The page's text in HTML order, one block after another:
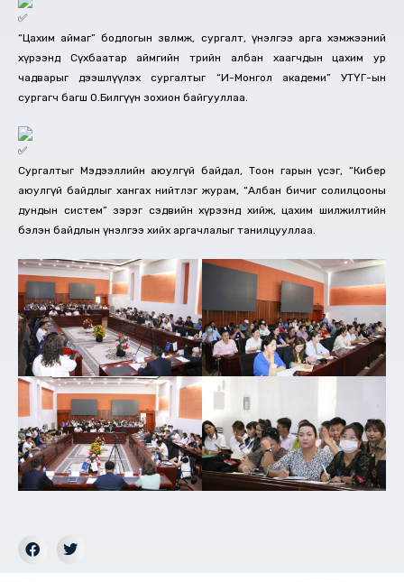
“Цахим аймаг” бодлогын зөвлөмж, сургалт, үнэлгээ арга хэмжээний
хүрээнд Сүхбаатар аймгийн төрийн албан хаагчдын цахим ур
чадварыг дээшлүүлэх сургалтыг “И-Монгол академи” УТҮГ-ын
сургагч багш О.Билгүүн зохион байгууллаа.
Сургалтыг Мэдээллийн аюулгүй байдал, Тоон гарын үсэг, “Кибер
аюулгүй байдлыг хангах нийтлэг журам, “Албан бичиг солилцооны
дундын систем” зэрэг сэдвийн хүрээнд хийж, цахим шилжилтийн
бэлэн байдлын үнэлгээ хийх аргачлалыг танилцууллаа.